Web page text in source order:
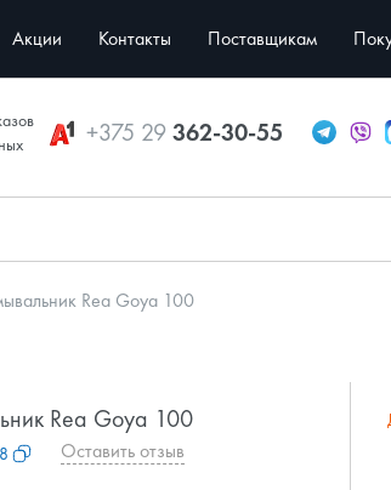
Акции Контакты Поставщикам
+375 29362-30-55
Rea Goya 100
Rea Goya 100
Оставить отзыв